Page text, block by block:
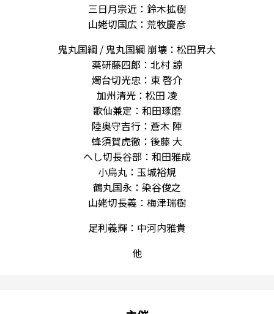
三日月宗近：鈴木拡樹
山姥切国広：荒牧慶彦
鬼丸国綱 / 鬼丸国綱 崩壊：松田昇大
薬研藤四郎：北村 諒
燭台切光忠：東 啓介
加州清光：松田 凌
歌仙兼定：和田琢磨
陸奥守吉行：蒼木 陣
蜂須賀虎徹：後藤 大
へし切長谷部：和田雅成
小烏丸：玉城裕規
鶴丸国永：染谷俊之
山姥切長義：梅津瑞樹
足利義輝：中河内雅貴
他